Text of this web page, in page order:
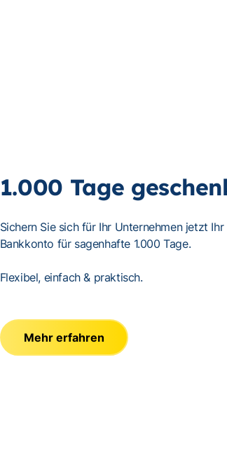
1.000 Tage
Sichern Sie sich für Ihr Unternehmen jetzt
Bankkonto für sagenhafte 1.000 Tage.
Flexibel, einfach & praktisch.
Mehr erfahren